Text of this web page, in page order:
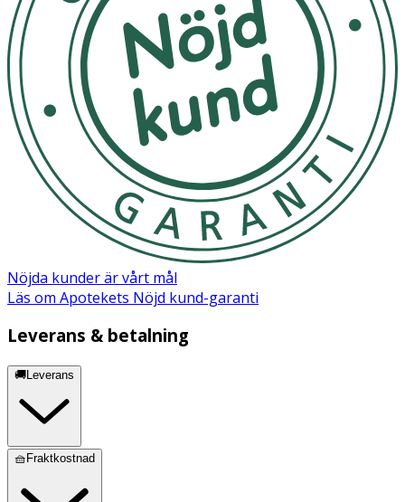
Nöjda kunder är vårt mål
Läs om Apotekets Nöjd kund-garanti
Leverans & betalning
🚚Leverans
🧺Fraktkostnad